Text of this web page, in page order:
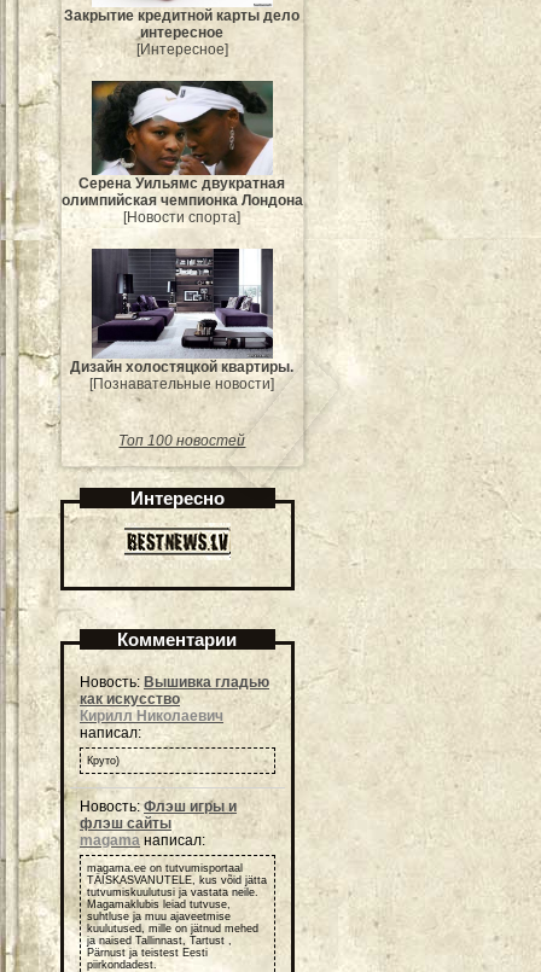
Закрытие кредитной карты дело
интересное
[Интересное]
Серена Уильямс двукратная
олимпийская чемпионка Лондона
[Новости спорта]
Дизайн холостяцкой квартиры.
[Познавательные новости]
Топ 100 новостей
Интересно
Комментарии
Новость: Вышивка гладью
как искусство
Кирилл Николаевич
написал:
Круто)
Новость:Флэш игры и
флэш сайты
magama написал:
magama.ee on tutvumisportaal
TÄISKASVANUTELE, kus võid jätta
tutvumiskuulutusi ja vastata neile.
Magamaklubis leiad tutvuse,
suhtluse ja muu ajaveetmise
kuulutused, mille on jätnud mehed
ja naised Tallinnast, Tartust ,
Pärnust ja teistest Eesti
piirkondadest.